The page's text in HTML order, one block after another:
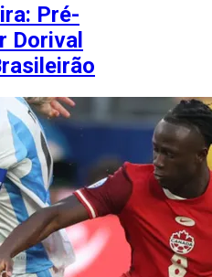
Pré-
Dorival